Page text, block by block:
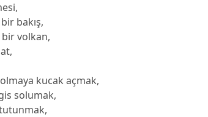
bakış,
volkan,
kucak açmak,
solumak,